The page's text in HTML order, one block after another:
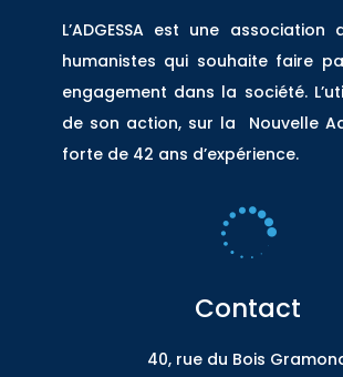
L’ADGESSA est une association
humanistes qui souhaite faire
engagement dans la société.
de son action, sur la Nouvelle
forte de 42 ans d’expérience.

Contact
40, rue du Bois